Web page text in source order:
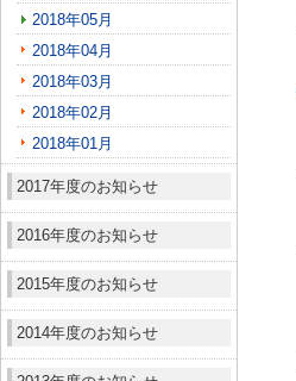
2018年05月
2018年04月
2018年03月
2018年02月
2018年01月
2017年度のお知らせ
2016年度のお知らせ
2015年度のお知らせ
2014年度のお知らせ